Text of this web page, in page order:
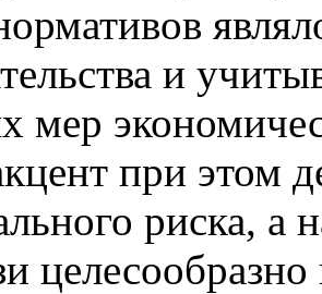
и
мер
при этом
риска, а